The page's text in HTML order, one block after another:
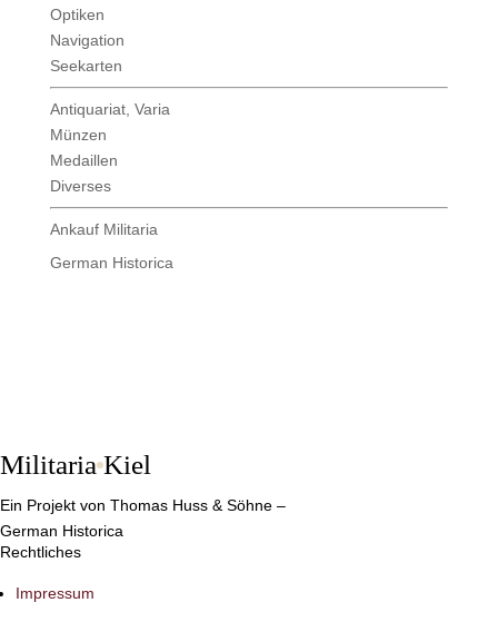
Optiken
Navigation
Seekarten
Antiquariat, Varia
Münzen
Medaillen
Diverses
Ankauf Militaria
German Historica
Militaria Kiel
Ein Projekt von Thomas Huss & Söhne –
German Historica
Rechtliches
Impressum